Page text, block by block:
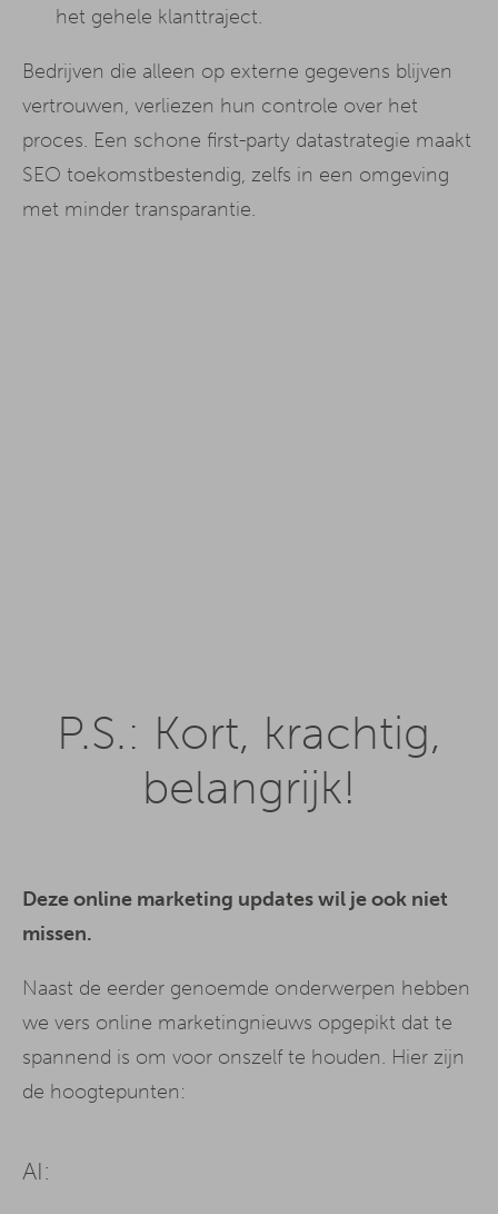
het gehele klanttraject.
Bedrijven die alleen op externe gegevens blijven
vertrouwen, verliezen hun controle over het
proces. Een schone first-party datastrategie maakt
SEO toekomstbestendig, zelfs in een omgeving
met minder transparantie.
P.S.: Kort, krachtig,
belangrijk!
Deze online marketing updates wil je ook niet
missen.
Naast de eerder genoemde onderwerpen hebben
we vers online marketingnieuws opgepikt dat te
spannend is om voor onszelf te houden. Hier zijn
de hoogtepunten:
AI: